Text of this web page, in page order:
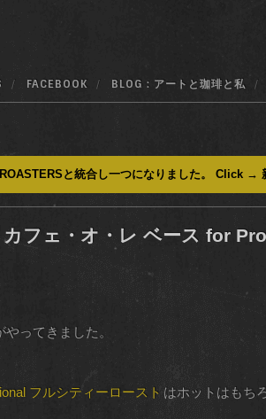
FACEBOOK BLOG : アートと珈琲と私
と統合し一つになりました。 Click
フェ・オ・レ ベース for
ってきました。
フルシティーロースト はホットはもち